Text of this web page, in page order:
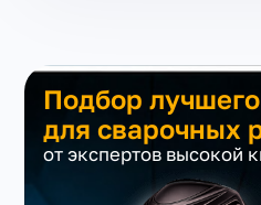
Подбор
для сварочных
от экспертов высокой